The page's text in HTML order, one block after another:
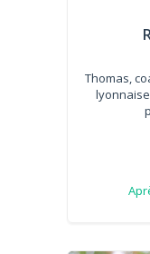
Thomas,